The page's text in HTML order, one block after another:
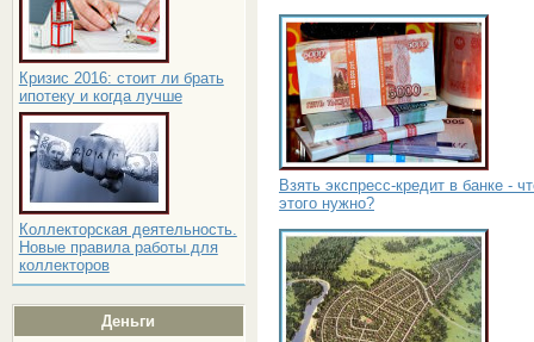
Кризис 2016: стоит ли брать
ипотеку и когда лучше
Коллекторская деятельность.
Новые правила работы для
коллекторов
Деньги
Взять экспресс-кредит в банке -
этого нужно?